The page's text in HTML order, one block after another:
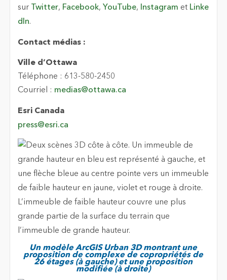
sur
Twitter, Facebook, YouTube, Instagram et Linke
dIn.
Contact médias :
Ville d’Ottawa
Téléphone : 613-580-2450
Courriel : medias@ottawa.ca
Esri Canada
press@esri.ca
Un modèle ArcGIS Urban 3D montrant une
proposition de complexe de copropriétés de
26 étages (à gauche) et une proposition
modifiée (à droite)